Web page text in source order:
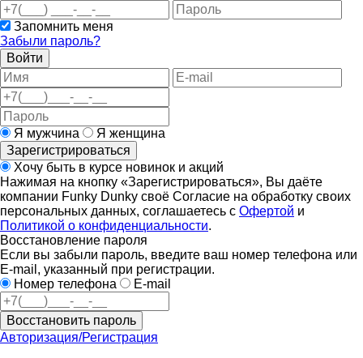
Запомнить меня
Забыли пароль?
Войти
Я мужчина
Я женщина
Зарегистрироваться
Хочу быть в курсе новинок и акций
Нажимая на кнопку «Зарегистрироваться», Вы даёте
компании Funky Dunky своё Согласие на обработку своих
персональных данных, соглашаетесь с Офертой и
Политикой о конфиденциальности.
Восстановление пароля
Если вы забыли пароль, введите ваш номер телефона или
E-mail, указанный при регистрации.
Номер телефона
E-mail
Восстановить пароль
Авторизация/Регистрация